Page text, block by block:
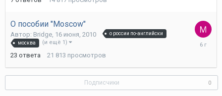
О пособии "Moscow"
Автор: Bridge 16 июня, 2010
о россии по-английски
москва
(и ещё 1)
23 ответа 21 813 просмотров
11
Подписчики 0